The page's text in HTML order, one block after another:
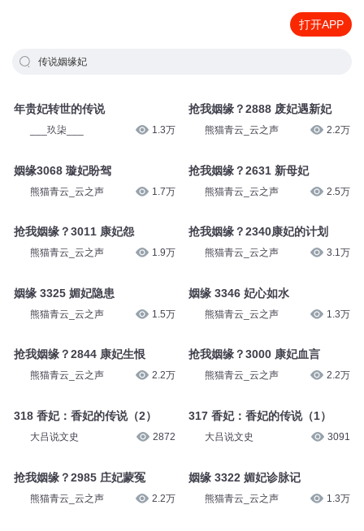
打开APP
传说姻缘妃
年贵妃转世的传说
___玖柒___ 1.3万
姻缘3068 璇妃盼驾
熊猫青云_云之声 1.7万
抢我姻缘？3011 康妃怨
熊猫青云_云之声 1.9万
姻缘 3325 媚妃隐患
熊猫青云_云之声 1.5万
抢我姻缘？2844 康妃生恨
熊猫青云_云之声 2.2万
318 香妃：香妃的传说（2）
大吕说文史 2872
抢我姻缘？2985 庄妃蒙冤
熊猫青云_云之声 2.2万
抢我姻缘？2888 废妃遇新妃
熊猫青云_云之声 2.2万
抢我姻缘？2631 新母妃
熊猫青云_云之声 2.5万
抢我姻缘？2340康妃的计划
熊猫青云_云之声 3.1万
姻缘 3346 妃心如水
熊猫青云_云之声 1.3万
抢我姻缘？3000 康妃血言
熊猫青云_云之声 2.2万
317 香妃：香妃的传说（1）
大吕说文史 3091
姻缘 3322 媚妃诊脉记
熊猫青云_云之声 1.3万